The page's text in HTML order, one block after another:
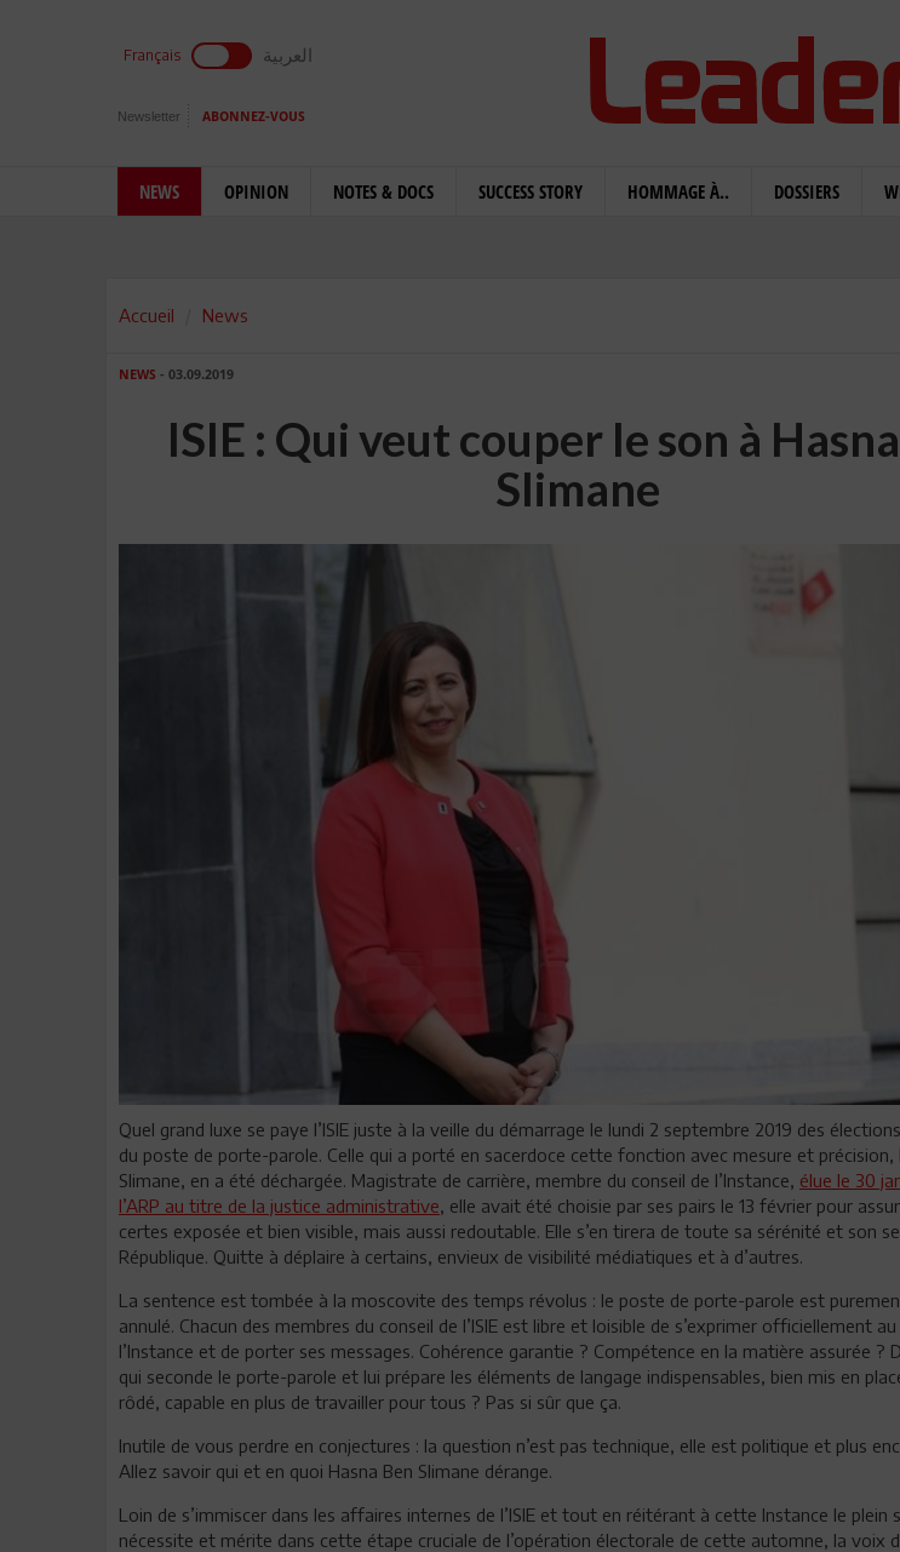
Français العربية
Newsletter ABONNEZ-VOUS
NEWS OPINION NOTES & DOCS SUCCESS STORY HOMMAGE À.. DOSSIERS
Accueil News
NEWS - 03.09.2019
ISIE : Qui veut couper le son à
Slimane
Quel grand luxe se paye l’ISIE juste à la veille du démarrage le lundi 2 septembre 2019 des
du poste de porte-parole. Celle qui a porté en sacerdoce cette fonction avec mesure et précision,
Slimane, en a été déchargée. Magistrate de carrière, membre du conseil de l’Instance, élue le 30
l’ARP au titre de la justice administrative, elle avait été choisie par ses pairs le 13 février pour
certes exposée et bien visible, mais aussi redoutable. Elle s’en tirera de toute sa sérénité et son
République. Quitte à déplaire à certains, envieux de visibilité médiatiques et à d’autres.
La sentence est tombée à la moscovite des temps révolus : le poste de porte-parole est
annulé. Chacun des membres du conseil de l’ISIE est libre et loisible de s’exprimer officiellement
l’Instance et de porter ses messages. Cohérence garantie ? Compétence en la matière assurée ?
qui seconde le porte-parole et lui prépare les éléments de langage indispensables, bien mis en
rôdé, capable en plus de travailler pour tous ? Pas si sûr que ça.
Inutile de vous perdre en conjectures : la question n’est pas technique, elle est politique et plus
Allez savoir qui et en quoi Hasna Ben Slimane dérange.
Loin de s’immiscer dans les affaires internes de l’ISIE et tout en réitérant à cette Instance le plein
nécessite et mérite dans cette étape cruciale de l’opération électorale de cette automne, la voix